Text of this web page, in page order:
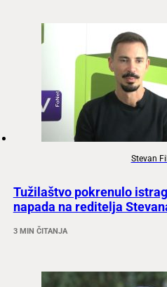
Stevan
Tužilaštvo pokrenulo
napada na reditelja
3 MIN ČITANJA